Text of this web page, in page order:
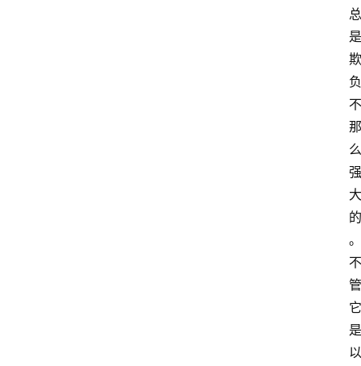
总
是
欺
负
不
那
么
强
大
的
。
不
管
它
是
以